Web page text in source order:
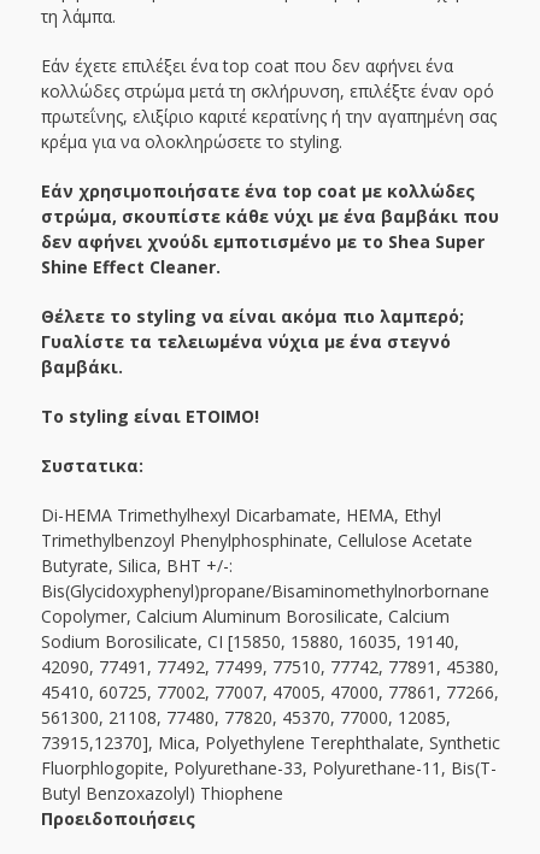
τη λάμπα.
Εάν έχετε επιλέξει ένα top coat που δεν αφήνει ένα
κολλώδες στρώμα μετά τη σκλήρυνση, επιλέξτε έναν ορό
πρωτεΐνης, ελιξίριο καριτέ κερατίνης ή την αγαπημένη σας
κρέμα για να ολοκληρώσετε το styling.
Εάν χρησιμοποιήσατε ένα top coat με κολλώδες
στρώμα, σκουπίστε κάθε νύχι με ένα βαμβάκι που
δεν αφήνει χνούδι εμποτισμένο με το Shea Super
Shine Effect Cleaner.
Θέλετε το styling να είναι ακόμα πιο λαμπερό;
Γυαλίστε τα τελειωμένα νύχια με ένα στεγνό
βαμβάκι.
Το styling είναι ΕΤΟΙΜΟ!
Συστατικα:
Di-HEMA Trimethylhexyl Dicarbamate, HEMA, Ethyl
Trimethylbenzoyl Phenylphosphinate, Cellulose Acetate
Butyrate, Silica, BHT +/-:
Bis(Glycidoxyphenyl)propane/Bisaminomethylnorbornane
Copolymer, Calcium Aluminum Borosilicate, Calcium
Sodium Borosilicate, CI [15850, 15880, 16035, 19140,
42090, 77491, 77492, 77499, 77510, 77742, 77891, 45380,
45410, 60725, 77002, 77007, 47005, 47000, 77861, 77266,
561300, 21108, 77480, 77820, 45370, 77000, 12085,
73915,12370], Mica, Polyethylene Terephthalate, Synthetic
Fluorphlogopite, Polyurethane-33, Polyurethane-11, Bis(T-
Butyl Benzoxazolyl) Thiophene
Προειδοποιήσεις